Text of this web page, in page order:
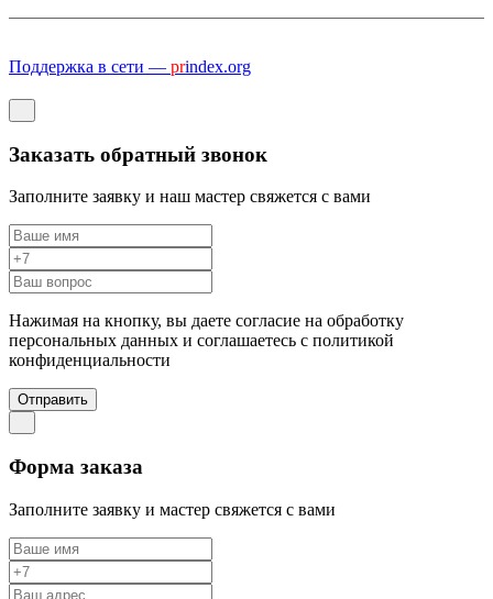
Поддержка в сети — prindex.org
Заказать обратный звонок
Заполните заявку и наш мастер свяжется с вами
Нажимая на кнопку, вы даете согласие на обработку
персональных данных и соглашаетесь c политикой
конфиденциальности
Отправить
Форма заказа
Заполните заявку и мастер свяжется с вами